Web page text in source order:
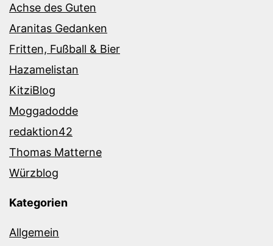
Achse des Guten
Aranitas Gedanken
Fritten, Fußball & Bier
Hazamelistan
KitziBlog
Moggadodde
redaktion42
Thomas Matterne
Würzblog
Kategorien
Allgemein